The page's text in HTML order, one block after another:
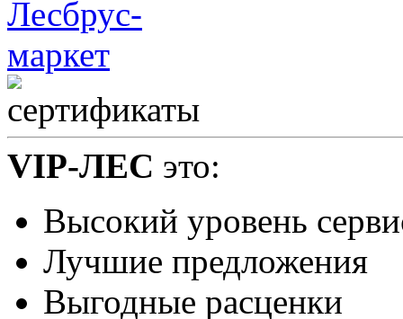
VIP-ЛЕС это:
Высокий уровень
Лучшие предложения
Выгодные расценки